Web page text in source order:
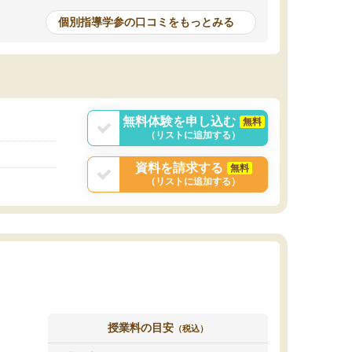
個別指導学参の口コミをもっとみる
無料体験を申し込む
無料
（リストに追加する）
資料を請求する
無料
（リストに追加する）
授業料の目安 （税込）